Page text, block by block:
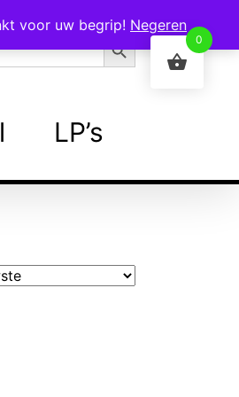
Zoekknop
LP’s
voor uw begrip! Negeren
0